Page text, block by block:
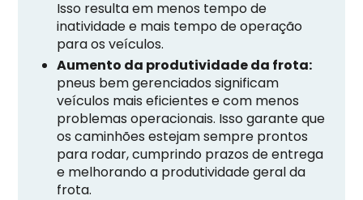
Isso resulta em menos tempo de
inatividade e mais tempo de operação
para os veículos.
Aumento da produtividade da frota:
pneus bem gerenciados significam
veículos mais eficientes e com menos
problemas operacionais. Isso garante que
os caminhões estejam sempre prontos
para rodar, cumprindo prazos de entrega
e melhorando a produtividade geral da
frota.